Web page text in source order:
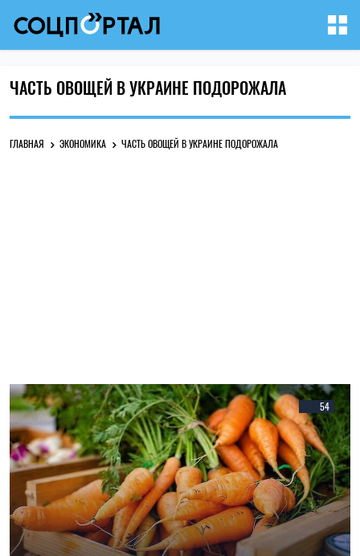
ЧАСТЬ ОВОЩЕЙ В УКРАИНЕ ПОДОРОЖАЛА
ГЛАВНАЯ ЭКОНОМИКА ЧАСТЬ ОВОЩЕЙ В УКРАИНЕ ПОДОРОЖАЛА
54